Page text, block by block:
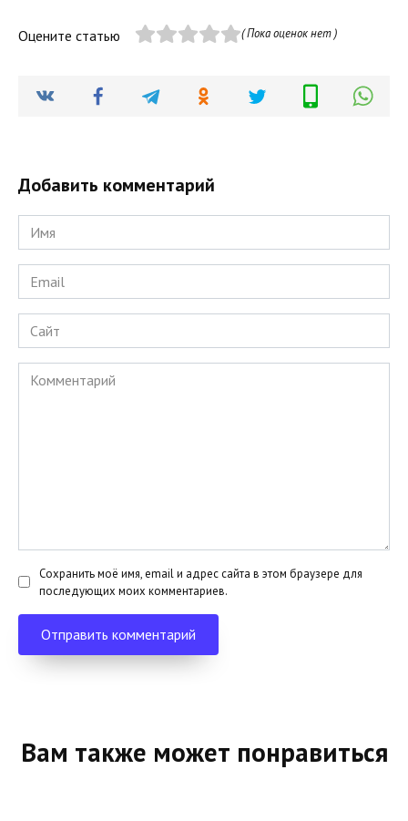
Оцените статью ( Пока оценок нет )
Добавить комментарий
Имя
*
Email
*
Сайт
Комментарий
Сохранить моё имя, email и адрес сайта в этом браузере для
последующих моих комментариев.
Вам также может понравиться